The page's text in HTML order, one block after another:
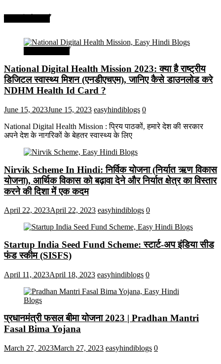
National Digital Health Mission 2023: क्या है राष्ट्रीय
डिजिटल स्वास्थ्य मिशन (एनडीएचएम), जानिए कैसे डाउनलोड करे
NDHM Health Id Card ?
June 15, 2023June 15, 2023 easyhindiblogs 0
National Digital Health Mission : प्रिय पाठकों, हमारे देश की सरकार
अपने देश के नागरिकों के बेहतर स्वास्थ्य के लिए
Nirvik Scheme In Hindi: निर्विक योजना (निर्यात ऋण विकास
योजना), आर्थिक विकास को बढ़ावा देने और निर्यात क्षेत्र का विस्तार
करने की दिशा में एक कदम
April 22, 2023April 22, 2023 easyhindiblogs 0
Startup India Seed Fund Scheme: स्टार्ट-अप इंडिया सीड
फंड स्कीम (SISFS)
April 11, 2023April 18, 2023 easyhindiblogs 0
प्रधानमंत्री फसल बीमा योजना 2023 | Pradhan Mantri
Fasal Bima Yojana
March 27, 2023March 27, 2023 easyhindiblogs 0